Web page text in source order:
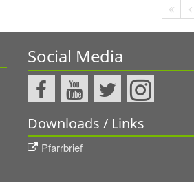
Erste
Seite
Social Media
Downloads / Links
Pfarrbrief